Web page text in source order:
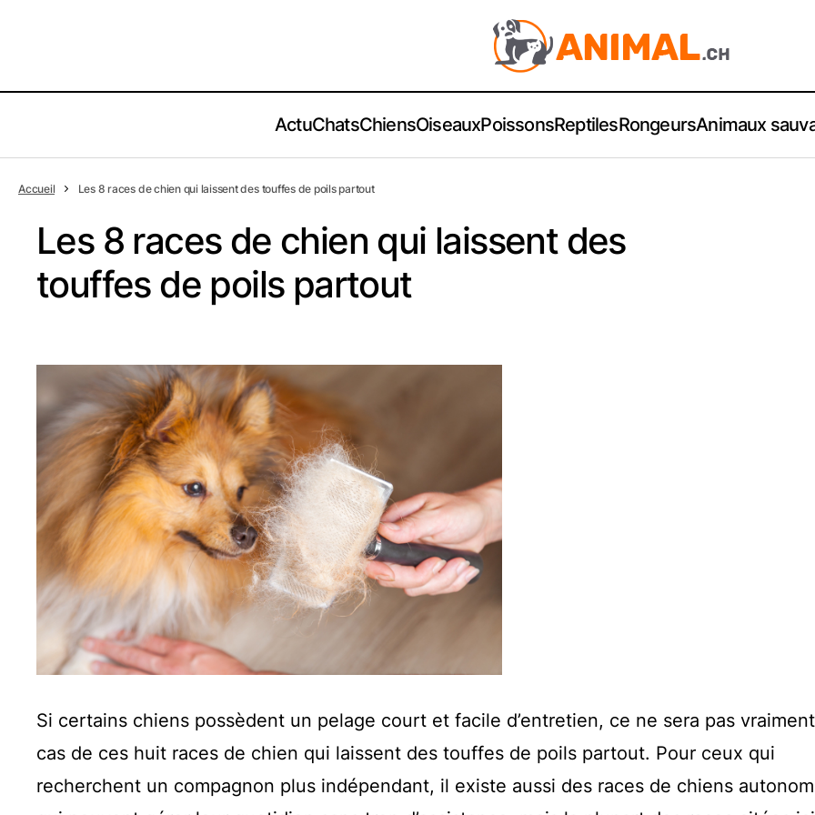
ActuChatsChiensOiseauxPoissonsReptilesRongeursAnimaux
Accueil Les 8 races de chien qui laissent des touffes de poils partout
Les 8 races de chien qui laissent des
touffes de poils partout
Si certains chiens possèdent un pelage court et facile d’entretien, ce ne sera pas
cas de ces huit races de chien qui laissent des touffes de poils partout. Pour ceux qui
recherchent un compagnon plus indépendant, il existe aussi des races de chiens